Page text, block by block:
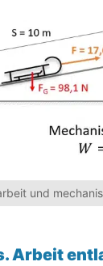
und
Arbeit